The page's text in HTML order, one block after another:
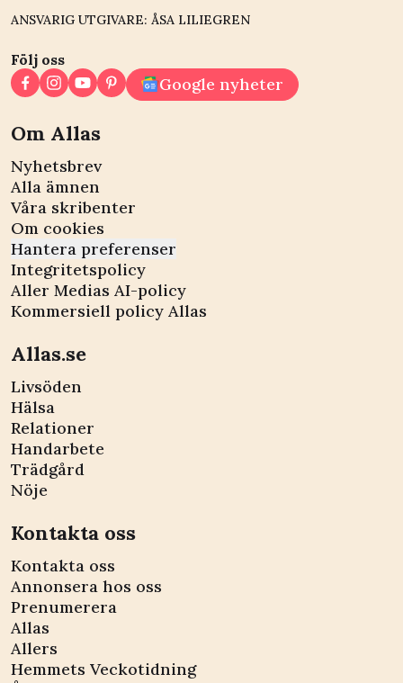
ANSVARIG UTGIVARE: ÅSA LILIEGREN
Följ oss
Google nyheter
Om Allas
Nyhetsbrev
Alla ämnen
Våra skribenter
Om cookies
Hantera preferenser
Integritetspolicy
Aller Medias AI-policy
Kommersiell policy Allas
Allas.se
Livsöden
Hälsa
Relationer
Handarbete
Trädgård
Nöje
Kontakta oss
Kontakta oss
Annonsera hos oss
Prenumerera
Allas
Allers
Hemmets Veckotidning